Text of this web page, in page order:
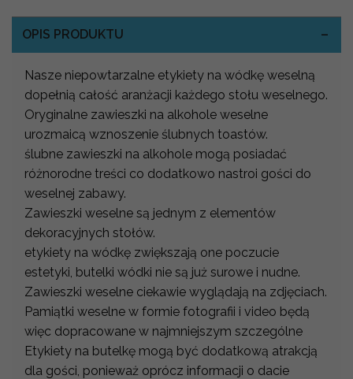
OPIS PRODUKTU
Nasze niepowtarzalne etykiety na wódkę weselną
dopełnią całość aranżacji każdego stołu weselnego.
Oryginalne zawieszki na alkohole weselne
urozmaicą wznoszenie ślubnych toastów.
ślubne zawieszki na alkohole mogą posiadać
różnorodne treści co dodatkowo nastroi gości do
weselnej zabawy.
Zawieszki weselne są jednym z elementów
dekoracyjnych stołów.
etykiety na wódkę zwiększają one poczucie
estetyki, butelki wódki nie są już surowe i nudne.
Zawieszki weselne ciekawie wyglądają na zdjęciach.
Pamiątki weselne w formie fotografii i video będą
więc dopracowane w najmniejszym szczególne
Etykiety na butelkę mogą być dodatkową atrakcją
dla gości, ponieważ oprócz informacji o dacie